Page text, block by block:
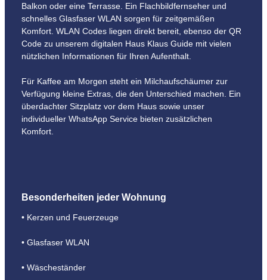
Balkon oder eine Terrasse. Ein Flachbildfernseher und
schnelles Glasfaser WLAN sorgen für zeitgemäßen
Komfort. WLAN Codes liegen direkt bereit, ebenso der QR
Code zu unserem digitalen Haus Klaus Guide mit vielen
nützlichen Informationen für Ihren Aufenthalt.
Für Kaffee am Morgen steht ein Milchaufschäumer zur
Verfügung kleine Extras, die den Unterschied machen. Ein
überdachter Sitzplatz vor dem Haus sowie unser
individueller WhatsApp Service bieten zusätzlichen
Komfort.
Besonderheiten jeder Wohnung
• Kerzen und Feuerzeuge
• Glasfaser WLAN
• Wäscheständer